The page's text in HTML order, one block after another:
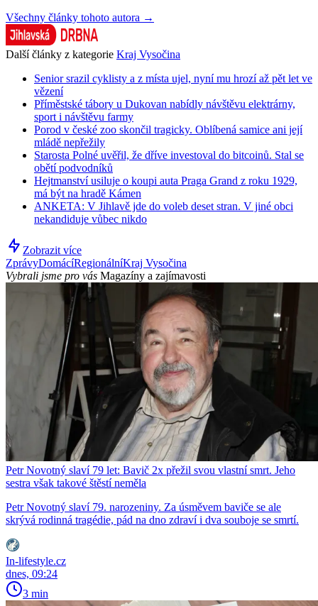
Všechny články tohoto autora →
Další články z kategorie Kraj Vysočina
Senior srazil cyklisty a z místa ujel, nyní mu hrozí až pět let ve
vězení
Příměstské tábory u Dukovan nabídly návštěvu elektrárny,
sport i návštěvu farmy
Porod v české zoo skončil tragicky. Oblíbená samice ani její
mládě nepřežily
Starosta Polné uvěřil, že dříve investoval do bitcoinů. Stal se
obětí podvodníků
Hejtmanství usiluje o koupi auta Praga Grand z roku 1929,
má být na hradě Kámen
ANKETA: V Jihlavě jde do voleb deset stran. V jiné obci
nekandiduje vůbec nikdo
Zobrazit více
ZprávyDomácíRegionálníKraj Vysočina
Vybrali jsme pro vás Magazíny a zajímavosti
Petr Novotný slaví 79 let: Bavič 2x přežil svou vlastní smrt. Jeho
sestra však takové štěstí neměla
Petr Novotný slaví 79. narozeniny. Za úsměvem baviče se ale
skrývá rodinná tragédie, pád na dno zdraví i dva souboje se smrtí.
In-lifestyle.cz
dnes, 09:24
3 min